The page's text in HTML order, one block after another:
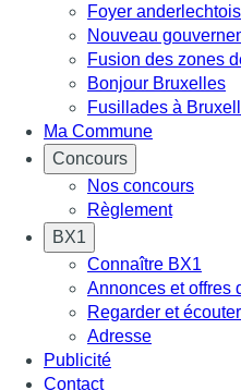
Foyer anderlechtois
Nouveau
Fusion des zones
Bonjour Bruxelles
Fusillades à
Ma Commune
Concours
Nos concours
Règlement
BX1
Connaître BX1
Annonces et offres
Regarder et
Adresse
Publicité
Contact